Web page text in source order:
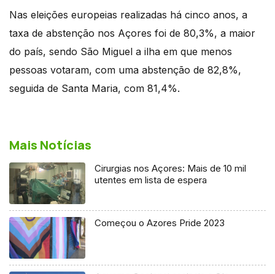
Nas eleições europeias realizadas há cinco anos, a
taxa de abstenção nos Açores foi de 80,3%, a maior
do país, sendo São Miguel a ilha em que menos
pessoas votaram, com uma abstenção de 82,8%,
seguida de Santa Maria, com 81,4%.
Mais Notícias
Cirurgias nos Açores: Mais de 10 mil
utentes em lista de espera
Começou o Azores Pride 2023